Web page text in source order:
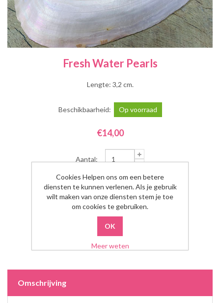
Fresh Water Pearls
Lengte: 3,2 cm.
Beschikbaarheid: Op voorraad
€14,00
Aantal:
Omschrijving
Cookies Helpen ons om een betere
diensten te kunnen verlenen. Als je gebruik
wilt maken van onze diensten stem je toe
om cookies te gebruiken.
Meer weten